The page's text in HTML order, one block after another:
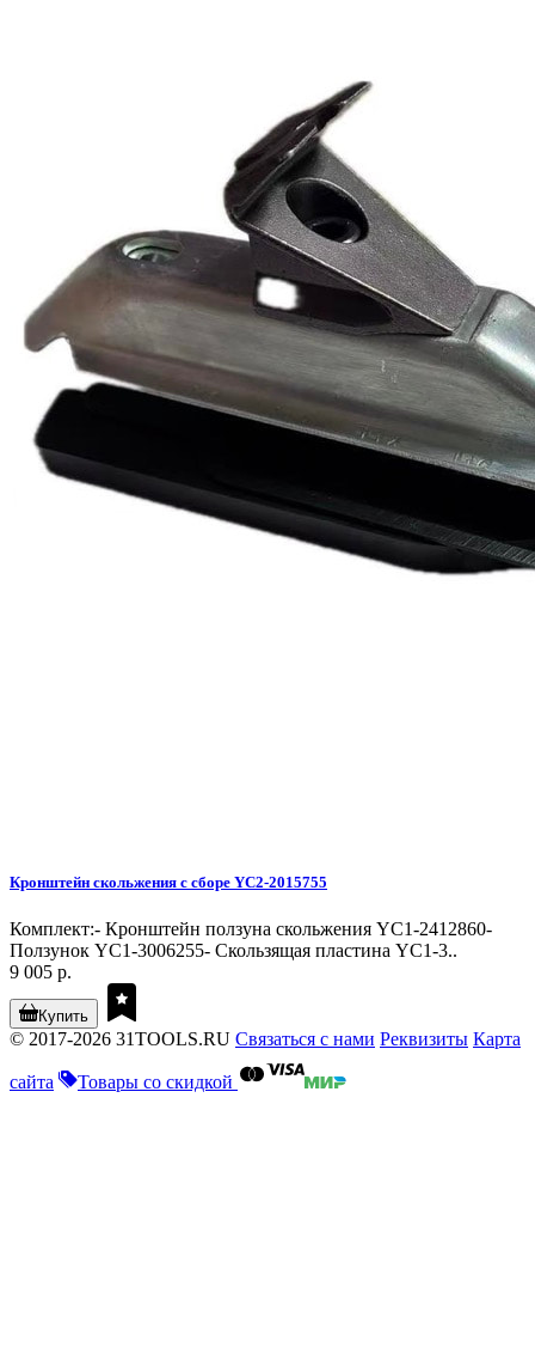
Кронштейн скольжения с сборе YC2-2015755
Комплект:- Кронштейн ползуна скольжения YC1-2412860-
Ползунок YC1-3006255- Скользящая пластина YC1-3..
9 005 р.
Купить
© 2017-2026 31TOOLS.RU Связаться с нами Реквизиты Карта
сайта Товары со скидкой